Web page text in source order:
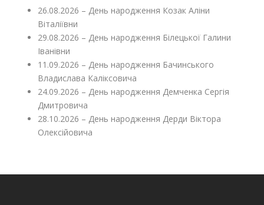
26.08.2026 – День народження Козак Аліни
Віталіївни
29.08.2026 – День народження Білецької Галини
Іванівни
11.09.2026 – День народження Бачинського
Владислава Каліксовича
24.09.2026 – День народження Демченка Сергія
Дмитровича
28.10.2026 – День народження Дерди Віктора
Олексійовича